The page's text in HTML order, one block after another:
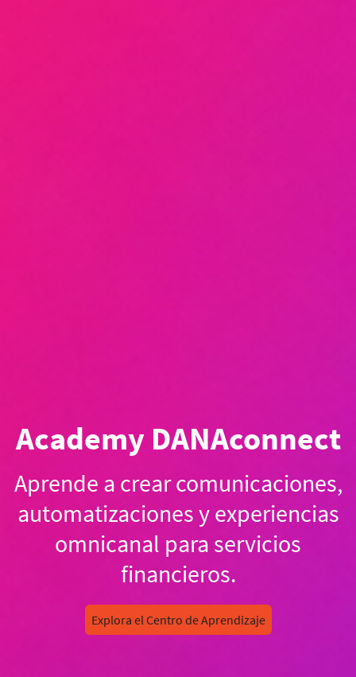
Academy DANAconnect
Aprende a crear comunicaciones,
automatizaciones y experiencias
omnicanal para servicios
financieros.
Explora el Centro de Aprendizaje